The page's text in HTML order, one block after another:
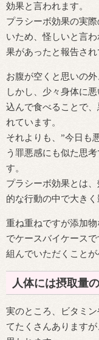
効果と言われます。
プラシーボ効果の実
いため、怪しいと言
果があったと報告され
お腹が空くと思いの
しかし、少々身体に
込んで食べることで
れています。
それよりも、”今日も
う罪悪感にも似た思
す。
プラシーボ効果とは
的な行動の中で大き
重ね重ねですが添加
でケースバイケース
組んでいただくことが
人体には摂取量
実のところ、ビタミ
てたくさんあります